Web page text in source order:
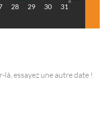
28 29 30 31
là, essayez une autre date !